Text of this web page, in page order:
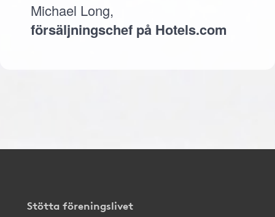
Michael Long,
försäljningschef på Hotels.com
Stötta föreningslivet